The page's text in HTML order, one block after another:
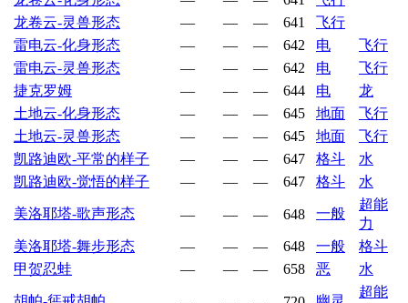
龙卷云-灵兽形态
— — — 641
飞行
雷电云-化身形态
— — — 642 电
飞行
雷电云-灵兽形态
— — — 642 电
飞行
捷克罗姆
— — — 644 电
龙
土地云-化身形态
— — — 645 地面
飞行
土地云-灵兽形态
— — — 645 地面
飞行
凯路迪欧-平常的样子
— — — 647 格斗
水
凯路迪欧-觉悟的样子
— — — 647 格斗 水
美洛耶塔-歌声形态 — — — 648 一般
超能
力
美洛耶塔-舞步形态
— — — 648 一般
格斗
甲贺忍蛙
— — — 658 恶 水
超能